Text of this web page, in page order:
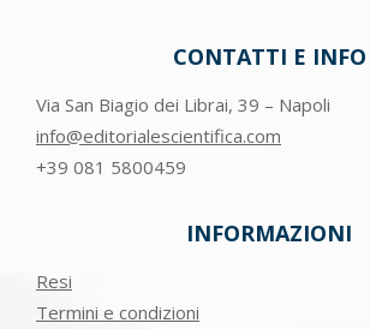
CONTATTI E INFO
Via San Biagio dei Librai, 39 – Napoli
info@editorialescientifica.com
+39 081 5800459
INFORMAZIONI
Resi
Termini e condizioni